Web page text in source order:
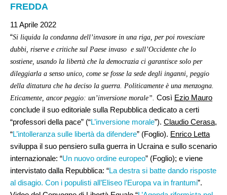
FREDDA
11 Aprile 2022
“Si liquida la condanna dell’invasore in una riga, per poi rovesciare
dubbi, riserve e critiche sul Paese invaso e sull’Occidente che lo
sostiene, usando la libertà che la democrazia ci garantisce solo per
dileggiarla a senso unico, come se fosse la sede degli inganni, peggio
della dittatura che ha deciso la guerra. Politicamente è una menzogna.
Eticamente, ancor peggio: un’inversione morale”. Così Ezio Mauro
conclude il suo editoriale sulla Repubblica dedicato a certi
“professori della pace” (“L’inversione morale”). Claudio Cerasa,
“L’intolleranza sulle libertà da difendere” (Foglio). Enrico Letta
sviluppa il suo pensiero sulla guerra in Ucraina e sullo scenario
internazionale: “Un nuovo ordine europeo” (Foglio); e viene
intervistato dalla Repubblica: “La destra si batte dando risposte
al disagio. Con i populisti all’Eliseo l’Europa va in frantumi”.